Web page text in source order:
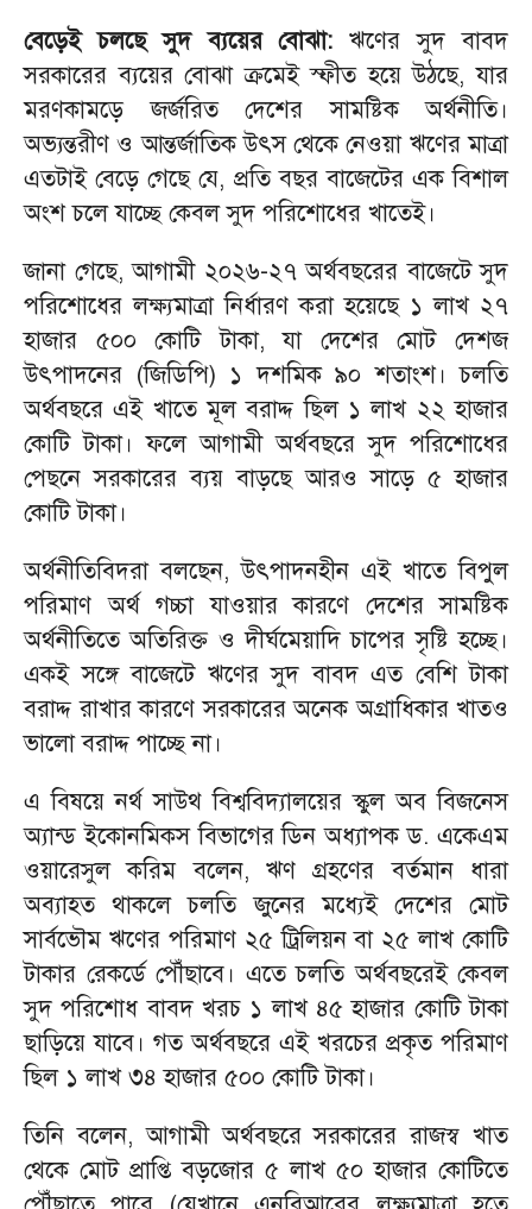
বেড়েই চলছে সুদ ব্যয়ের বোঝা:ঋণের সুদ বাবদ
সরকারের ব্যয়ের বোঝা ক্রমেই স্ফীত হয়ে উঠছে, যার
মরণকামড়ে জর্জরিত দেশের সামষ্টিক অর্থনীতি।
অভ্যন্তরীণ ও আন্তর্জাতিক উৎস থেকে নেওয়া ঋণের মাত্রা
এতটাই বেড়ে গেছে যে, প্রতি বছর বাজেটের এক বিশাল
অংশ চলে যাচ্ছে কেবল সুদ পরিশোধের খাতেই।
জানা গেছে, আগামী ২০২৬-২৭ অর্থবছরের বাজেটে সুদ
পরিশোধের লক্ষ্যমাত্রা নির্ধারণ করা হয়েছে ১ লাখ ২৭
হাজার ৫০০ কোটি টাকা, যা দেশের মোট দেশজ
উৎপাদনের (জিডিপি) ১ দশমিক ৯০ শতাংশ। চলতি
অর্থবছরে এই খাতে মূল বরাদ্দ ছিল ১ লাখ ২২ হাজার
কোটি টাকা। ফলে আগামী অর্থবছরে সুদ পরিশোধের
পেছনে সরকারের ব্যয় বাড়ছে আরও সাড়ে ৫ হাজার
কোটি টাকা।
অর্থনীতিবিদরা বলছেন, উৎপাদনহীন এই খাতে বিপুল
পরিমাণ অর্থ গচ্চা যাওয়ার কারণে দেশের সামষ্টিক
অর্থনীতিতে অতিরিক্ত ও দীর্ঘমেয়াদি চাপের সৃষ্টি হচ্ছে।
একই সঙ্গে বাজেটে ঋণের সুদ বাবদ এত বেশি টাকা
বরাদ্দ রাখার কারণে সরকারের অনেক অগ্রাধিকার খাতও
ভালো বরাদ্দ পাচ্ছে না।
এ বিষয়ে নর্থ সাউথ বিশ্ববিদ্যালয়ের স্কুল অব বিজনেস
অ্যান্ড ইকোনমিকস বিভাগের ডিন অধ্যাপক ড. একেএম
ওয়ারেসুল করিম বলেন, ঋণ গ্রহণের বর্তমান ধারা
অব্যাহত থাকলে চলতি জুনের মধ্যেই দেশের মোট
সার্বভৌম ঋণের পরিমাণ ২৫ ট্রিলিয়ন বা ২৫ লাখ কোটি
টাকার রেকর্ডে পৌঁছাবে। এতে চলতি অর্থবছরেই কেবল
সুদ পরিশোধ বাবদ খরচ ১ লাখ ৪৫ হাজার কোটি টাকা
ছাড়িয়ে যাবে। গত অর্থবছরে এই খরচের প্রকৃত পরিমাণ
ছিল ১ লাখ ৩৪ হাজার ৫০০ কোটি টাকা।
তিনি বলেন, আগামী অর্থবছরে সরকারের রাজস্ব খাত
থেকে মোট প্রাপ্তি বড়জোর ৫ লাখ ৫০ হাজার কোটিতে